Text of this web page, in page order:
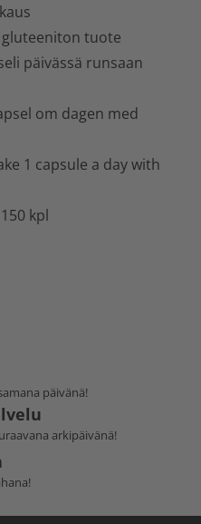
tuote
päivässä runsaan
om dagen med
1 capsule a day with
150 kpl
päivänä!
arkipäivänä!